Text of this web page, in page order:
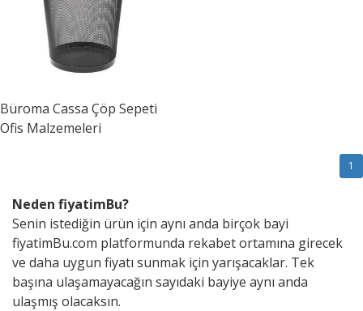
Büroma Cassa Çöp Sepeti
Ofis Malzemeleri
1
Neden fiyatimBu?
Senin istediğin ürün için aynı anda birçok bayi
fiyatimBu.com platformunda rekabet ortamına girecek
ve daha uygun fiyatı sunmak için yarışacaklar. Tek
başına ulaşamayacağın sayıdaki bayiye aynı anda
ulaşmış olacaksın.